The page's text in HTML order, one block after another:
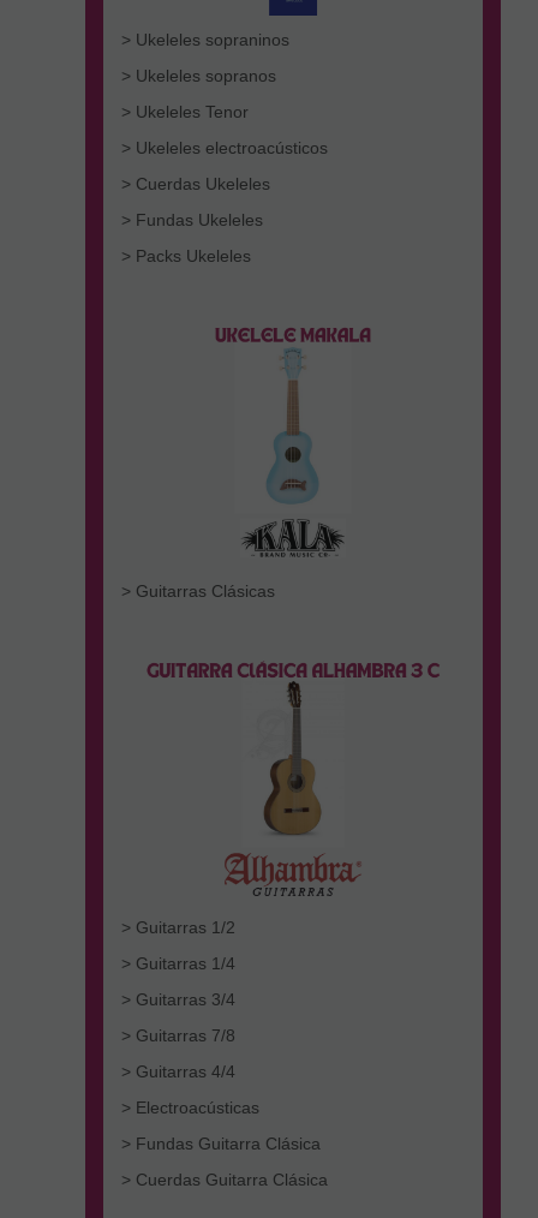
> Ukeleles sopraninos
> Ukeleles sopranos
> Ukeleles Tenor
> Ukeleles electroacústicos
> Cuerdas Ukeleles
> Fundas Ukeleles
> Packs Ukeleles
> Guitarras Clásicas
> Guitarras 1/2
> Guitarras 1/4
> Guitarras 3/4
> Guitarras 7/8
> Guitarras 4/4
> Electroacústicas
> Fundas Guitarra Clásica
> Cuerdas Guitarra Clásica